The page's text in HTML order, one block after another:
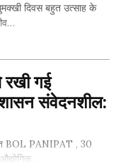
दिवस बहुत उत्साह के
गई
संवेदनशील:
BOL PANIPAT , 30